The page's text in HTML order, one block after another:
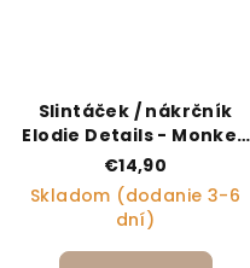
Slintáček / nákrčník
Elodie Details - Monkey
Sunrise
€14,90
Skladom (dodanie 3-6
dní)